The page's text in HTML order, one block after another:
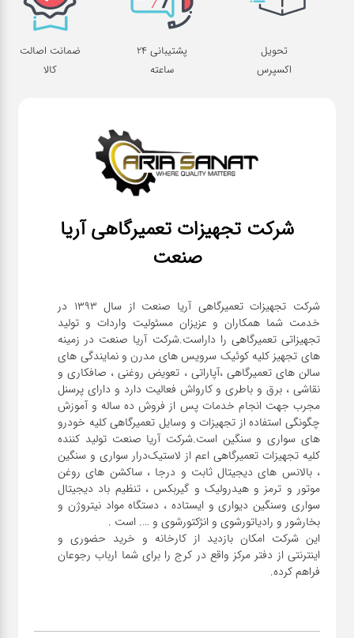
تحویل
اکسپرس
پشتیبانی 24
ساعته
ضمانت اصالت
کالا
شرکت تجهیزات تعمیرگاهی آریا
صنعت
شرکت تجهیزات تعمیرگاهی آریا صنعت از سال ۱۳۹۳ در
خدمت شما همکاران و عزیزان مسئولیت واردات و تولید
تجهیزاتی تعمیرگاهی را داراست.شرکت آریا صنعت در زمینه
های تجهیز کلیه کوئیک سرویس های مدرن و نمایندگی های
سالن های تعمیرگاهی ،آپاراتی ، تعویض روغنی ، صافکاری و
نقاشی ، برق و باطری و کارواش فعالیت دارد و دارای پرسنل
مجرب جهت انجام خدمات پس از فروش ده ساله و آموزش
چگونگی استفاده از تجهیزات و وسایل تعمیرگاهی کلیه خودرو
های سواری و سنگین است.شرکت آریا صنعت تولید کننده
کلیه تجهیزات تعمیرگاهی اعم از لاستیک‌درار سواری و ‌سنگین
، بالانس های دیجیتال ثابت و درجا ، ساکشن های روغن
موتور و ترمز و هیدرولیک و گیربکس ، تنظیم باد دیجیتال
سواری و‌سنگین دیواری و ایستاده ، دستگاه مواد نیتروژن و
این شرکت امکان بازدید از کارخانه و خرید حضوری و
اینترنتی از دفتر مرکز واقع در کرج را برای شما ارباب رجوعان
فراهم کرده.